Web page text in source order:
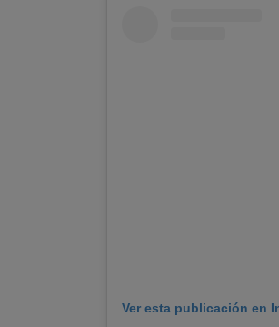
Ver esta publicación en